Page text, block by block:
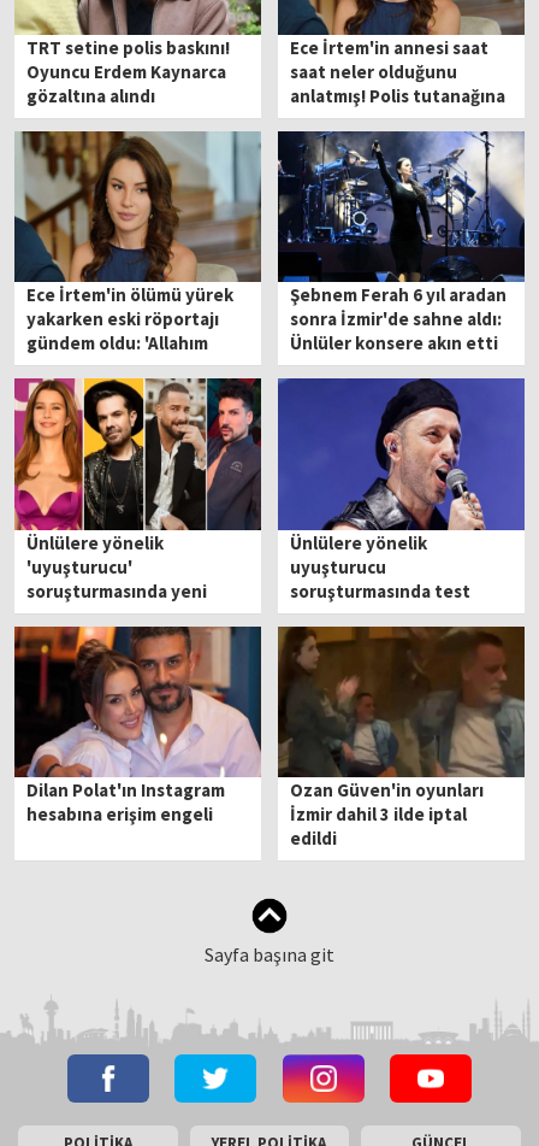
TRT setine polis baskını!
Oyuncu Erdem Kaynarca
gözaltına alındı
Ece İrtem'in annesi saat
saat neler olduğunu
anlatmış! Polis tutanağına
işlendi
Ece İrtem'in ölümü yürek
yakarken eski röportajı
gündem oldu: 'Allahım
bana yardım et'
Şebnem Ferah 6 yıl aradan
sonra İzmir'de sahne aldı:
Ünlüler konsere akın etti
Ünlülere yönelik
'uyuşturucu'
soruşturmasında yeni
gelişme: 9 kişi tutuklandı
Ünlülere yönelik
uyuşturucu
soruşturmasında test
sonuçları ortaya çıktı
Dilan Polat'ın Instagram
hesabına erişim engeli
Ozan Güven'in oyunları
İzmir dahil 3 ilde iptal
edildi
Sayfa başına git